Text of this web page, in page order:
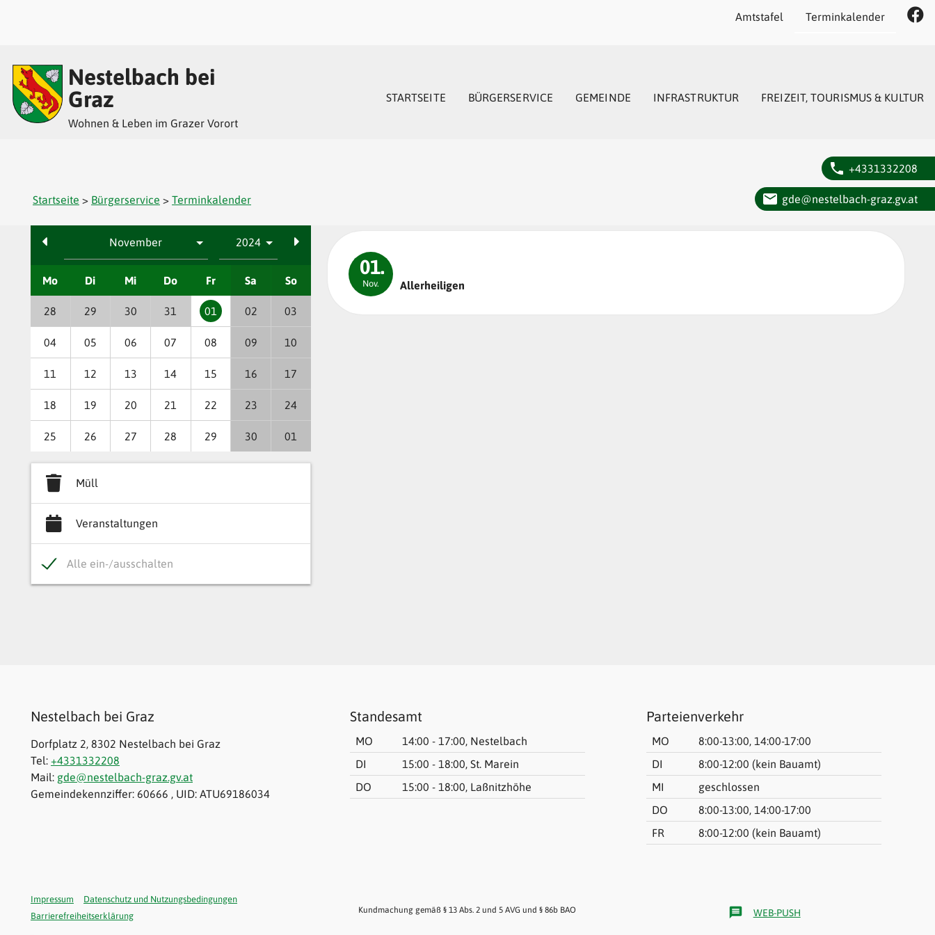
Accesskey
Accesskey
Accesskey
Amtstafel Terminkalender
Nestelbach bei
Graz
Wohnen & Leben im Grazer Vorort
STARTSEITE BÜRGERSERVICE GEMEINDE INFRASTRUKTUR FREIZEIT, TOURISMUS & KULTUR
phone +4331332208
email gde@nestelbach-graz.gv.at
Startseite > Bürgerservice > Terminkalender
Mo Di Mi Do Fr Sa So
28 29 30 31 01 02 03
04 05 06 07 08 09 10
11 12 13 14 15 16 17
18 19 20 21 22 23 24
25 26 27 28 29 30 01
Müll
Veranstaltungen
Alle ein-/ausschalten
01.
Nov. Allerheiligen
Nestelbach bei Graz
Dorfplatz 2, 8302 Nestelbach bei Graz
Tel: +4331332208
Mail: gde@nestelbach-graz.gv.at
Gemeindekennziffer: 60666 , UID: ATU69186034
Standesamt
MO
14:00 - 17:00, Nestelbach
DI
15:00 - 18:00, St. Marein
DO
15:00 - 18:00, Laßnitzhöhe
Parteienverkehr
MO
8:00-13:00, 14:00-17:00
DI
8:00-12:00 (kein Bauamt)
MI
geschlossen
DO
8:00-13:00, 14:00-17:00
FR
8:00-12:00 (kein Bauamt)
Impressum
Datenschutz und Nutzungsbedingungen
Barrierefreiheitserklärung
Kundmachung gemäß § 13 Abs. 2 und 5 AVG und § 86b BAO message WEB-PUSH